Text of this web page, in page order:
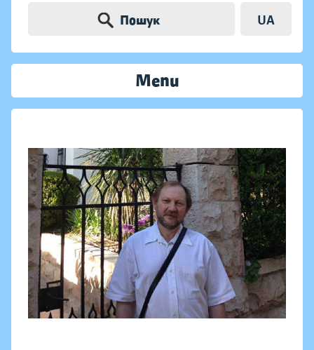
Пошук UA
Menu